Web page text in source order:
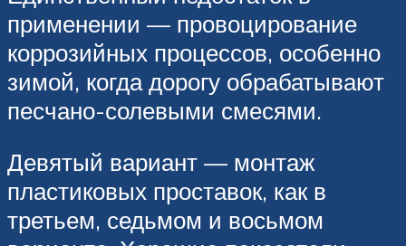
применении — провоцирование
коррозийных процессов, особенно
зимой, когда дорогу обрабатывают
песчано-солевыми смесями.
Девятый вариант — монтаж
пластиковых проставок, как в
третьем, седьмом и восьмом